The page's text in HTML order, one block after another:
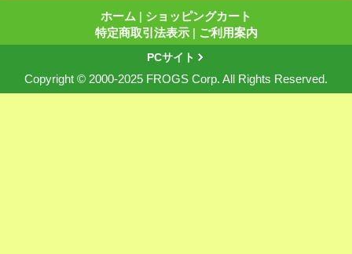
ホーム | ショッピングカート
特定商取引法表示 | ご利用案内
PCサイト
Copyright © 2000-2025 FROGS Corp. All Rights Reserved.